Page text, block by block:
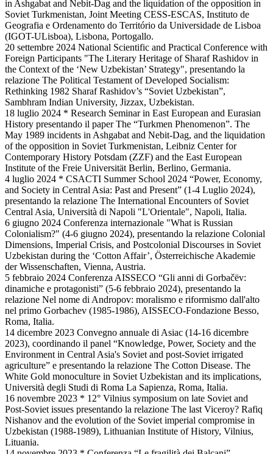
in Ashgabat and Nebit-Dag and the liquidation of the opposition in
Soviet Turkmenistan, Joint Meeting CESS-ESCAS, Instituto de
Geografia e Ordenamento do Território da Universidade de Lisboa
(IGOT-ULisboa), Lisbona, Portogallo.
20 settembre 2024 National Scientific and Practical Conference with
Foreign Participants "The Literary Heritage of Sharaf Rashidov in
the Context of the ‘New Uzbekistan’ Strategy", presentando la
relazione The Political Testament of Developed Socialism:
Rethinking 1982 Sharaf Rashidov’s “Soviet Uzbekistan”,
Sambhram Indian University, Jizzax, Uzbekistan.
18 luglio 2024 * Research Seminar in East European and Eurasian
History presentando il paper The “Turkmen Phenomenon”. The
May 1989 incidents in Ashgabat and Nebit-Dag, and the liquidation
of the opposition in Soviet Turkmenistan, Leibniz Center for
Contemporary History Potsdam (ZZF) and the East European
Institute of the Freie Universität Berlin, Berlino, Germania.
4 luglio 2024 * CSACTI Summer School 2024 “Power, Economy,
and Society in Central Asia: Past and Present” (1-4 Luglio 2024),
presentando la relazione The International Encounters of Soviet
Central Asia, Università di Napoli "L'Orientale", Napoli, Italia.
6 giugno 2024 Conferenza internazionale "What is Russian
Colonialism?" (4-6 giugno 2024), presentando la relazione Colonial
Dimensions, Imperial Crisis, and Postcolonial Discourses in Soviet
Uzbekistan during the ‘Cotton Affair’, Österreichische Akademie
der Wissenschaften, Vienna, Austria.
5 febbraio 2024 Conferenza AISSECO “Gli anni di Gorbačëv:
dinamiche e protagonisti” (5-6 febbraio 2024), presentando la
relazione Nel nome di Andropov: moralismo e riformismo dall'alto
nel primo Gorbachev (1985-1986), AISSECO-Fondazione Besso,
Roma, Italia.
14 dicembre 2023 Convegno annuale di Asiac (14-16 dicembre
2023), coordinando il panel “Knowledge, Power, Society and the
Environment in Central Asia's Soviet and post-Soviet irrigated
agriculture” e presentando la relazione The Cotton Disease. The
White Gold monoculture in Soviet Uzbekistan and its implications,
Università degli Studi di Roma La Sapienza, Roma, Italia.
16 novembre 2023 * 12° Vilnius symposium on late Soviet and
Post-Soviet issues presentando la relazione The last Viceroy? Rafiq
Nishanov and the evolution of the Soviet imperial compromise in
Uzbekistan (1988-1989), Lithuanian Institute of History, Vilnius,
Lituania.